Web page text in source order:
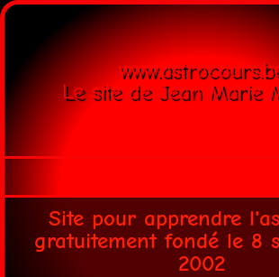
Le site de Jean Marie
Site pour apprendre
gratuitement fondé le 8
2002